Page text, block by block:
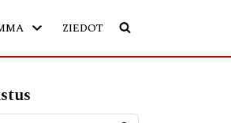
ZIEDOT